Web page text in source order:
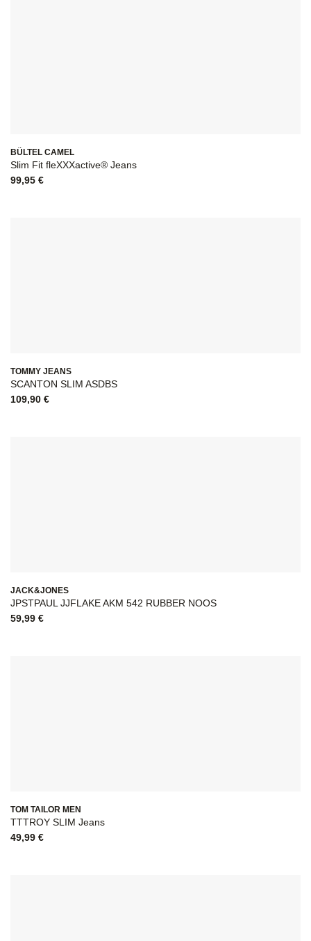
BÜLTEL CAMEL
Slim Fit fleXXXactive® Jeans
99,95 €
TOMMY JEANS
SCANTON SLIM ASDBS
109,90 €
JACK&JONES
JPSTPAUL JJFLAKE AKM 542 RUBBER NOOS
59,99 €
TOM TAILOR MEN
TTTROY SLIM Jeans
49,99 €